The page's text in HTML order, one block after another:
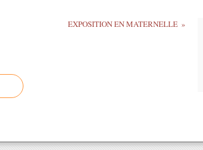
EXPOSITION EN MATERNELLE